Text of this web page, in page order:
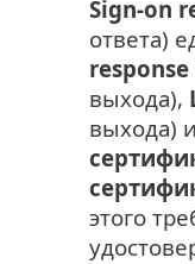
Sign-on
ответа)
response
выхода),
выхода)
этого